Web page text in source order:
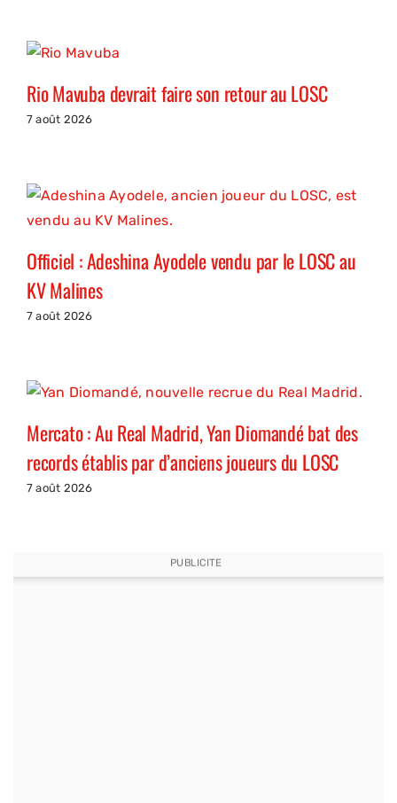
Rio Mavuba devrait faire son retour au LOSC
7 août 2026
Officiel : Adeshina Ayodele vendu par le LOSC au
KV Malines
7 août 2026
Mercato : Au Real Madrid, Yan Diomandé bat des
records établis par d’anciens joueurs du LOSC
7 août 2026
PUBLICITE